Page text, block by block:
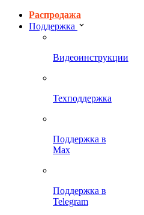
Распродажа
Поддержка
Видеоинструкции
Техподдержка
Поддержка в
Max
Поддержка в
Telegram